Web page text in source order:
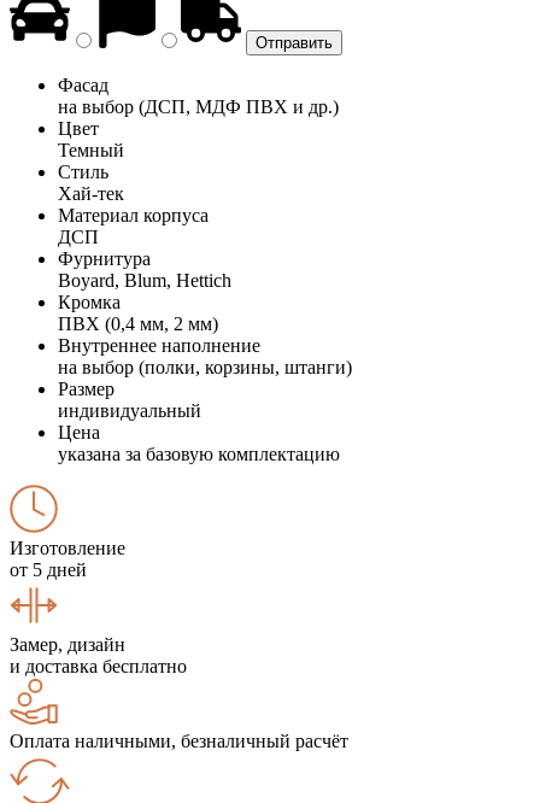
Фасад
на выбор (ДСП, МДФ ПВХ и др.)
Цвет
Темный
Стиль
Хай-тек
Материал корпуса
ДСП
Фурнитура
Boyard, Blum, Hettich
Кромка
ПВХ (0,4 мм, 2 мм)
Внутреннее наполнение
на выбор (полки, корзины, штанги)
Размер
индивидуальный
Цена
указана за базовую комплектацию
Изготовление
от 5 дней
Замер, дизайн
и доставка бесплатно
Оплата наличными, безналичный расчёт